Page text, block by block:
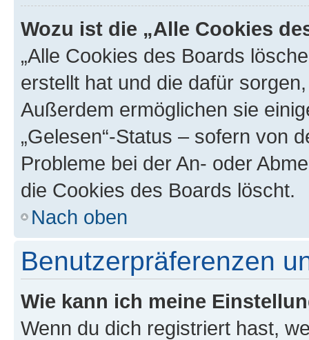
Wozu ist die „Alle Cookies
„Alle Cookies des Boards
erstellt hat und die dafür
Außerdem ermöglichen sie
„Gelesen“-Status – sofern von
Probleme bei der An- oder
die Cookies des Boards löscht.
Nach oben
Benutzerpräferenzen
Wie kann ich meine
Wenn du dich registriert hast,